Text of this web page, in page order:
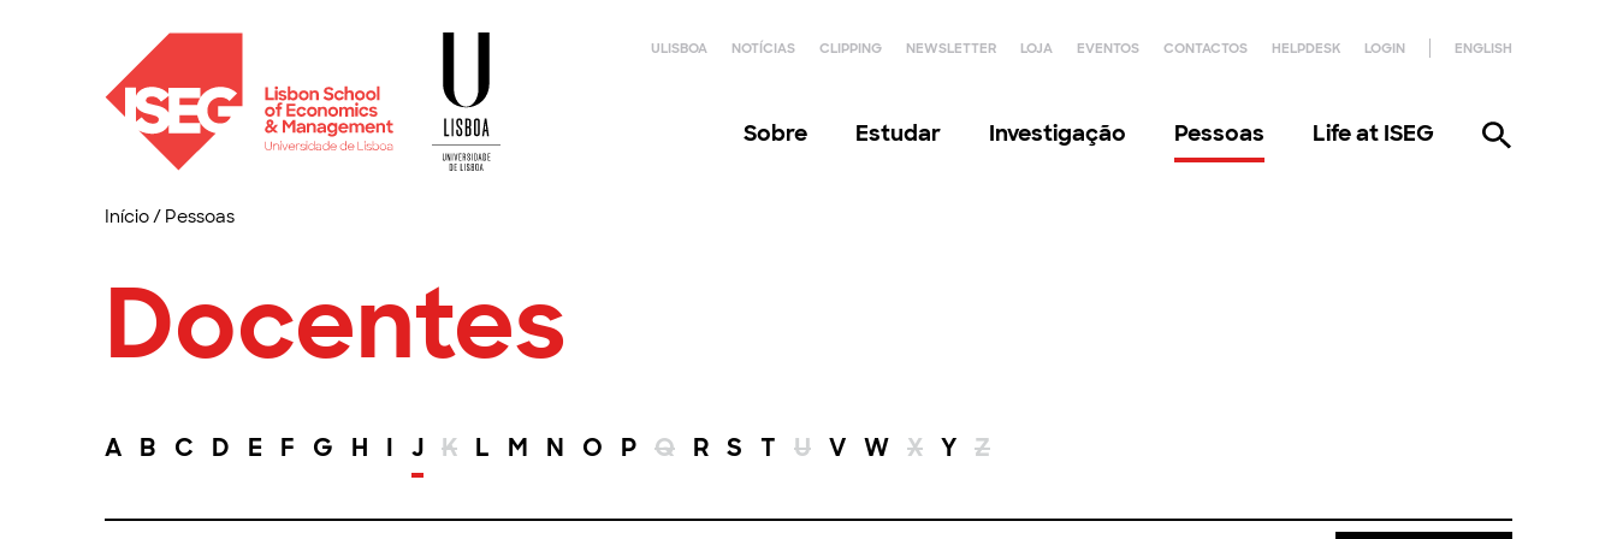
ULISBOA NOTÍCIAS CLIPPING NEWSLETTER LOJA EVENTOS CONTACTOS HELPDESK LOGIN ENGLISH
Sobre Estudar Investigação Pessoas Life at ISEG
Início/ Pessoas
Docentes
A B C D E F G H I J K L M N O P Q R S T U V W X Y Z